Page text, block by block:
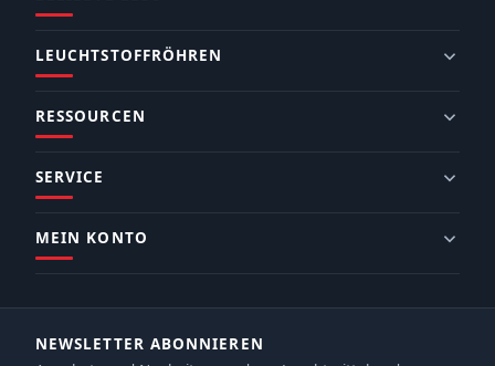
LEUCHTSTOFFRÖHREN
RESSOURCEN
SERVICE
MEIN KONTO
NEWSLETTER ABONNIEREN